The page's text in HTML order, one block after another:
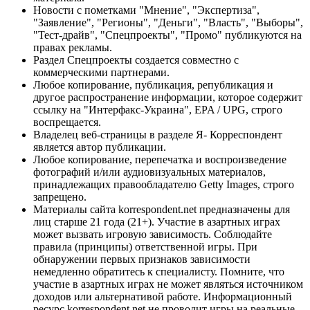
Новости с пометками "Мнение", "Экспертиза",
"Заявление", "Регионы", "Деньги", "Власть", "Выборы",
"Тест-драйв", "Спецпроекты", "Промо" публикуются на
правах рекламы.
Раздел Спецпроекты создается совместно с
коммерческими партнерами.
Любое копирование, публикация, републикация и
другое распространение информации, которое содержит
ссылку на "Интерфакс-Украина", EPA / UPG, строго
воспрещается.
Владелец веб-страницы в разделе Я- Корреспондент
является автор публикации.
Любое копирование, перепечатка и воспроизведение
фотографий и/или аудиовизуальных материалов,
принадлежащих правообладателю Getty Images, строго
запрещено.
Материалы сайта korrespondent.net предназначены для
лиц старше 21 года (21+). Участие в азартных играх
может вызвать игровую зависимость. Соблюдайте
правила (принципы) ответственной игры. При
обнаружении первых признаков зависимости
немедленно обратитесь к специалисту. Помните, что
участие в азартных играх не может являться источником
доходов или альтернативой работе. Информационный